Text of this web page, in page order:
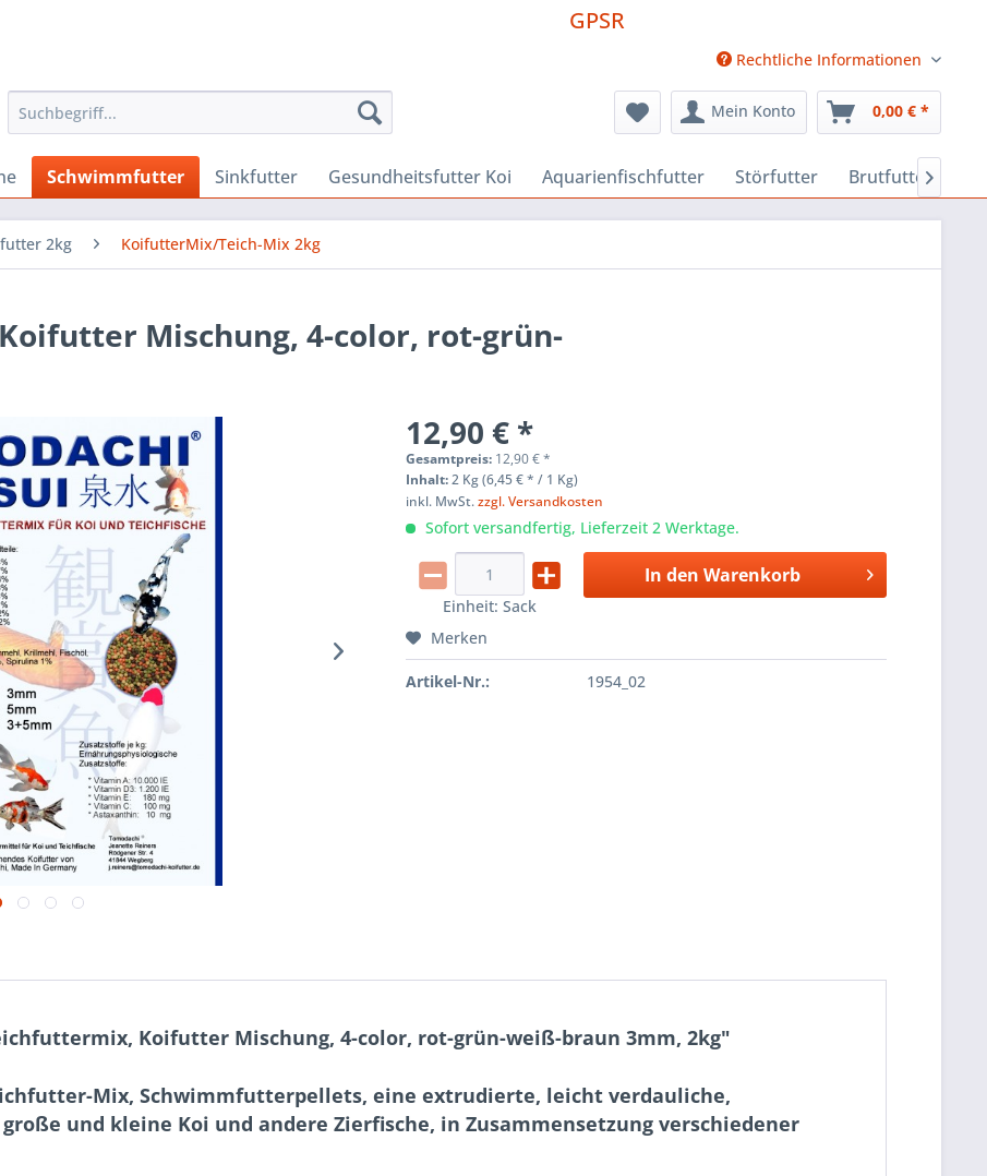
GPSR
Rechtliche Informationen
Mein Konto 0,00 € *
Schwimmfutter Sinkfutter Gesundheitsfutter Koi Aquarienfischfutter Störfutter Brutfutter

2kg KoifutterMix/Teich-Mix 2kg
Mischung, 4-color, rot-grün-
12,90 € *
Gesamtpreis: 12,90€*
Inhalt:2 Kg (6,45 € * / 1 Kg)
inkl. MwSt.zzgl. Versandkosten
Sofort versandfertig, Lieferzeit 2 Werktage.
Einheit:Sack
In den Warenkorb
Merken
Artikel-Nr.: 1954_02
Koifutter Mischung, 4-color, rot-grün-weiß-braun 3mm, 2kg"
Mix, Schwimmfutterpellets, eine extrudierte, leicht verdauliche,
und kleine Koi und andere Zierfische, in Zusammensetzung verschiedener